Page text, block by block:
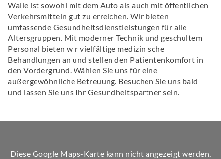
Walle ist sowohl mit dem Auto als auch mit öffentlichen
Verkehrsmitteln gut zu erreichen. Wir bieten
umfassende Gesundheitsdienstleistungen für alle
Altersgruppen. Mit moderner Technik und geschultem
Personal bieten wir vielfältige medizinische
Behandlungen an und stellen den Patientenkomfort in
den Vordergrund. Wählen Sie uns für eine
außergewöhnliche Betreuung. Besuchen Sie uns bald
und lassen Sie uns Ihr Gesundheitspartner sein.
Diese Google Maps-Karte kann nicht angezeigt werden,